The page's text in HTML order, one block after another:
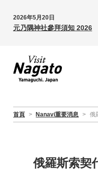
2026年5月20日
元乃隅神社參拜須知 2026
首頁 > Nanavi重要消息 > 俄
俄羅斯索契